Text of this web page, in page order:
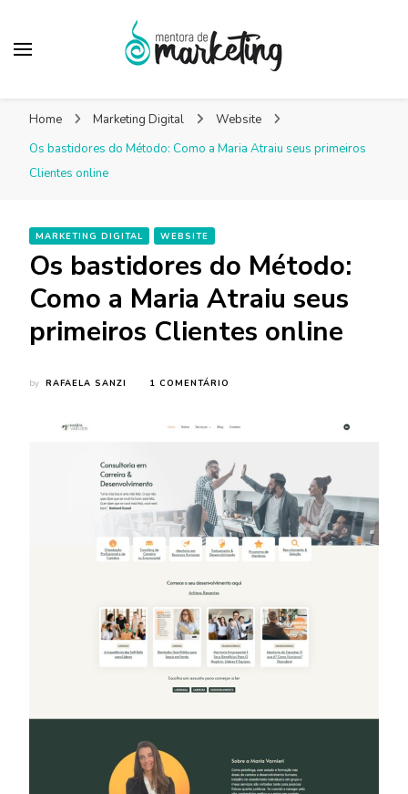
Marketing – Blog
Marketing Facilitado
Home Marketing Digital
Website
Os bastidores do Método: Como a Maria Atraiu seus primeiros
Clientes online
MARKETING DIGITAL WEBSITE
Os bastidores do Método:
Como a Maria Atraiu seus
primeiros Clientes online
by RAFAELA SANZI 1 COMENTÁRIO
DO
A
MARIA
ATRAIU
SEUS
PRIMEIROS
CLIENTES